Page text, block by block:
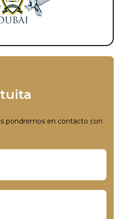
pondremos en contacto con